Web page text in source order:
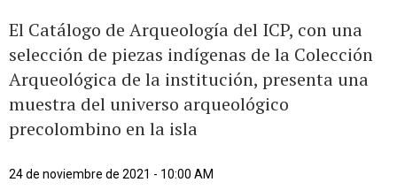
El Catálogo de Arqueología del ICP, con una
selección de piezas indígenas de la Colección
Arqueológica de la institución, presenta una
muestra del universo arqueológico
precolombino en la isla
24 de noviembre de 2021 - 10:00 AM